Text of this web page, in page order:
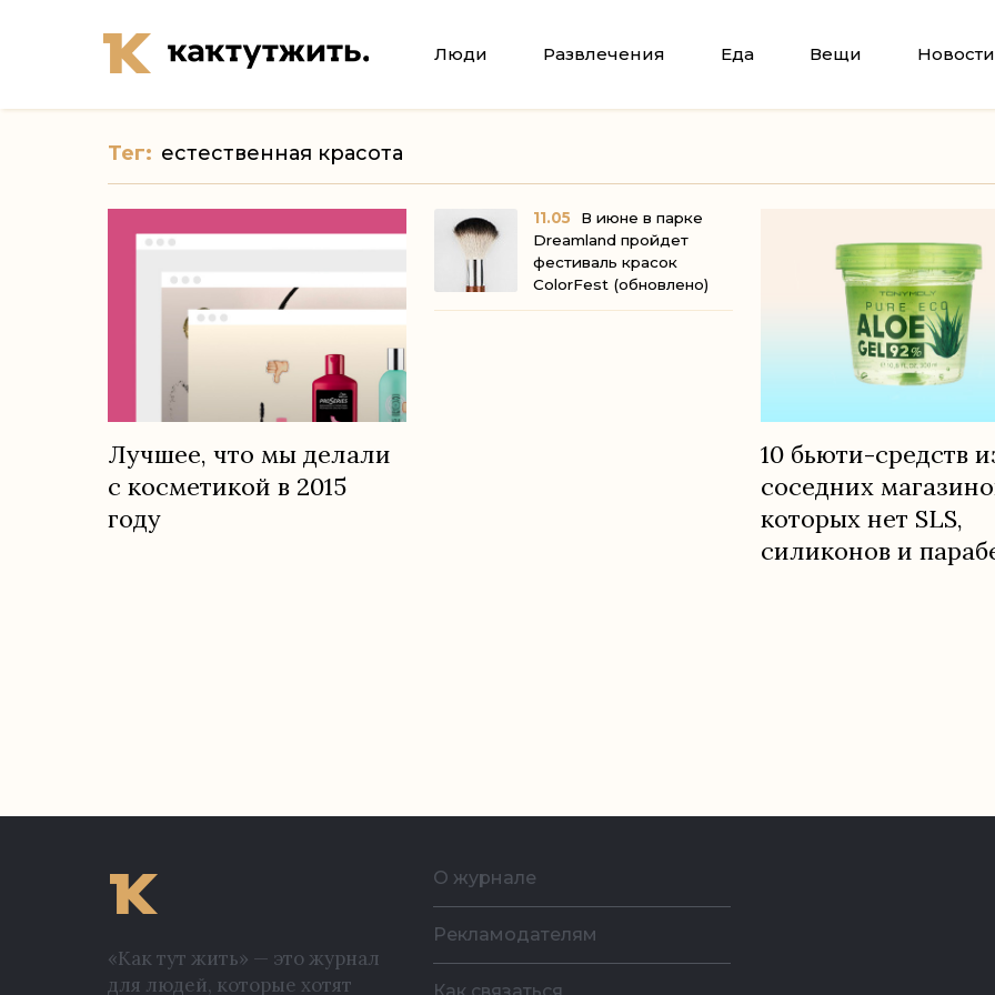
Люди Развлечения Еда Вещи Новости
Тег: естественная красота
Лучшее, что мы делали
с косметикой в 2015
году
11.05
В июне в парке
Dreamland пройдет
фестиваль красок
ColorFest (обновлено)
10 бьюти-средств
соседних
которых нет SLS,
силиконов и
«Как тут жить» — это журнал
для людей, которые хотят
О журнале
Рекламодателям